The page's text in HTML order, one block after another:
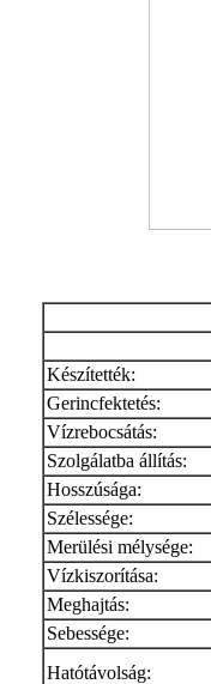
Készítették:
Gerincfektetés:
Vízrebocsátás:
Szolgálatba állítás:
Hosszúsága:
Szélessége:
Merülési mélysége:
Vízkiszorítása:
Meghajtás:
Sebessége:
Hatótávolság: